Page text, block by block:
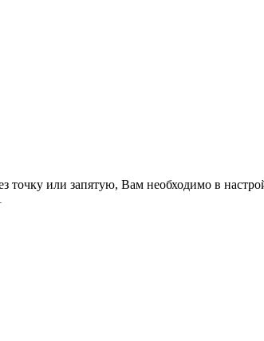
точку или запятую, Вам необходимо в